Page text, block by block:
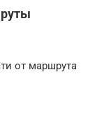
от маршрута